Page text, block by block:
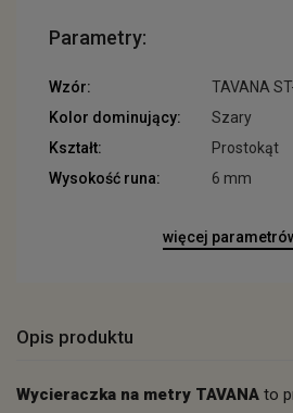
Parametry:
Wzór:
TAVANA
Kolor dominujący:
Szary
Kształt:
Prostokąt
Wysokość runa:
6 mm
więcej
Opis produktu
Wycieraczka na metry TAVANA to